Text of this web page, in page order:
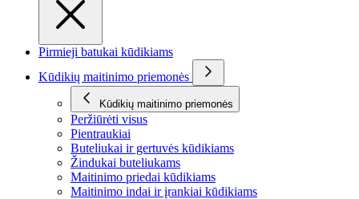
Pirmieji batukai kūdikiams
Kūdikių maitinimo priemonės
Kūdikių maitinimo priemonės
Peržiūrėti visus
Pientraukiai
Buteliukai ir gertuvės kūdikiams
Žindukai buteliukams
Maitinimo priedai kūdikiams
Maitinimo indai ir įrankiai kūdikiams